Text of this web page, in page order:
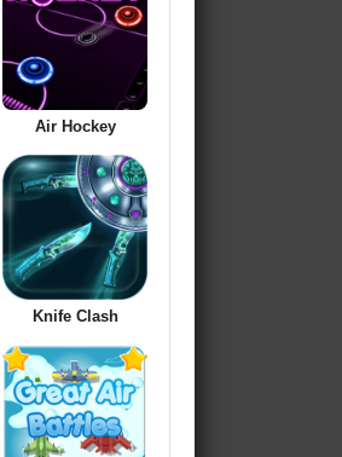
Air Hockey
Knife Clash